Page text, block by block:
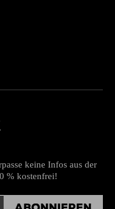
keine Infos aus der
% kostenfrei!